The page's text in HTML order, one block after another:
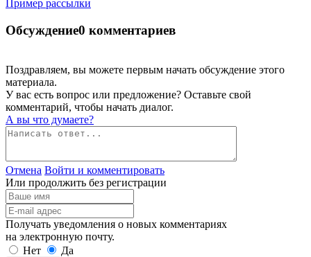
Пример рассылки
Обсуждение0 комментариев
Поздравляем, вы можете первым начать обсуждение этого
материала.
У вас есть вопрос или предложение? Оставьте свой
комментарий, чтобы начать диалог.
А вы что думаете?
Отмена Войти и комментировать
Или продолжить без регистрации
Получать уведомления о новых комментариях
на электронную почту.
Нет
Да